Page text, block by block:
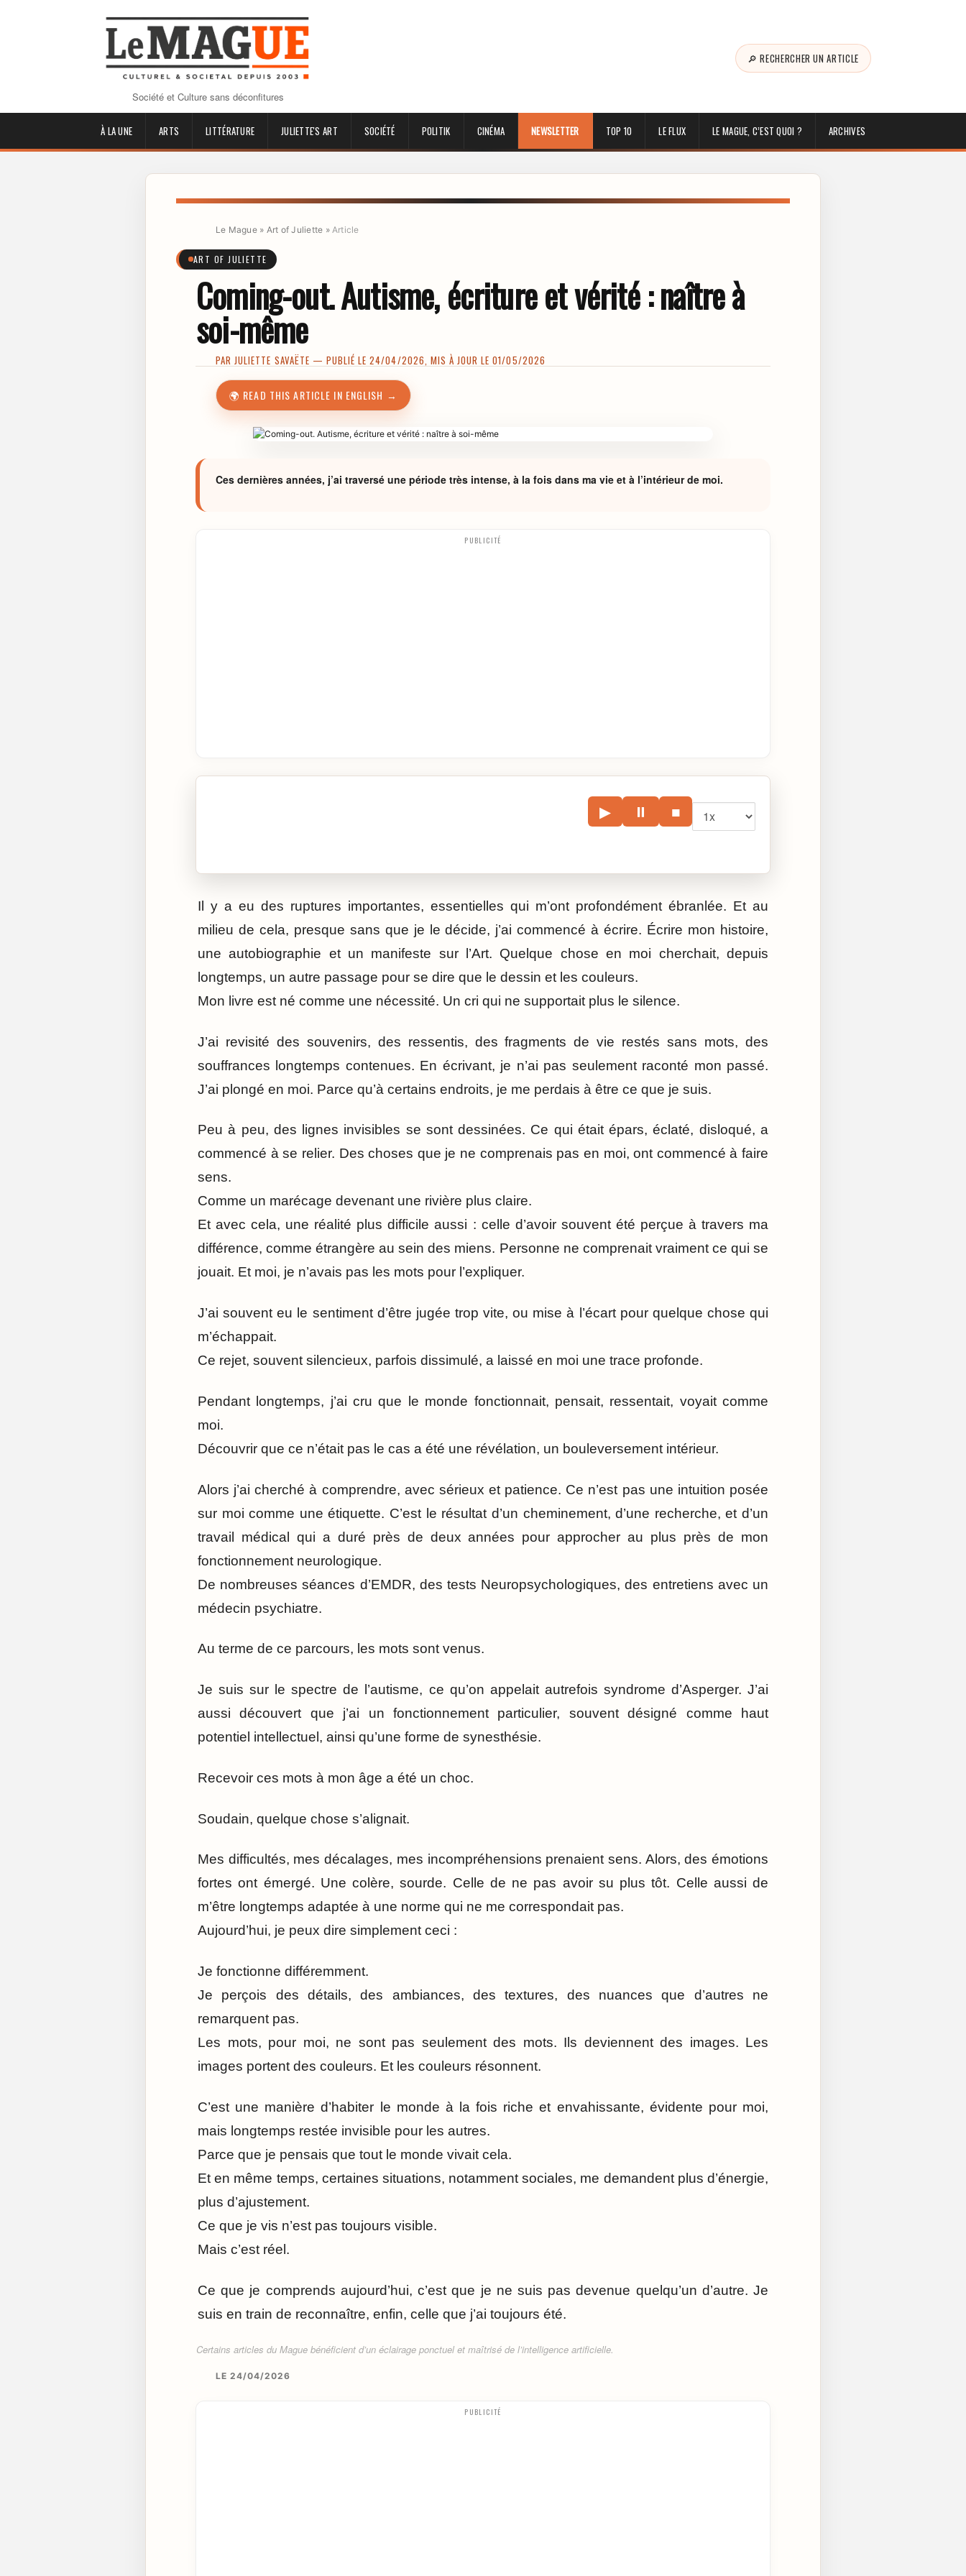
Société et Culture sans déconfitures
🔎 RECHERCHER UN ARTICLE
À LA UNE ARTS LITTÉRATURE JULIETTE'S ART SOCIÉTÉ POLITIK CINÉMA NEWSLETTER TOP 10 LE FLUX LE MAGUE, C’EST QUOI ? ARCHIVES
Le Mague» Art of Juliette » Article
ART OF JULIETTE
Coming-out. Autisme, écriture et vérité : naître à
soi-même
PARJULIETTE SAVAËTE — PUBLIÉ LE 24/04/2026, MIS À JOUR LE 01/05/2026
🌍 READ THIS ARTICLE IN ENGLISH →
Ces dernières années, j’ai traversé une période très intense, à la fois dans ma vie et à l’intérieur de moi.
PUBLICITÉ
▶ ⏸ ■
Il y a eu des ruptures importantes, essentielles qui m’ont profondément ébranlée. Et au
milieu de cela, presque sans que je le décide, j’ai commencé à écrire. Écrire mon histoire,
une autobiographie et un manifeste sur l’Art. Quelque chose en moi cherchait, depuis
longtemps, un autre passage pour se dire que le dessin et les couleurs.
Mon livre est né comme une nécessité. Un cri qui ne supportait plus le silence.
J’ai revisité des souvenirs, des ressentis, des fragments de vie restés sans mots, des
souffrances longtemps contenues. En écrivant, je n’ai pas seulement raconté mon passé.
J’ai plongé en moi. Parce qu’à certains endroits, je me perdais à être ce que je suis.
Peu à peu, des lignes invisibles se sont dessinées. Ce qui était épars, éclaté, disloqué, a
commencé à se relier. Des choses que je ne comprenais pas en moi, ont commencé à faire
sens.
Comme un marécage devenant une rivière plus claire.
Et avec cela, une réalité plus difficile aussi : celle d’avoir souvent été perçue à travers ma
différence, comme étrangère au sein des miens. Personne ne comprenait vraiment ce qui se
jouait. Et moi, je n’avais pas les mots pour l’expliquer.
J’ai souvent eu le sentiment d’être jugée trop vite, ou mise à l’écart pour quelque chose qui
m’échappait.
Ce rejet, souvent silencieux, parfois dissimulé, a laissé en moi une trace profonde.
Pendant longtemps, j’ai cru que le monde fonctionnait, pensait, ressentait, voyait comme
moi.
Découvrir que ce n’était pas le cas a été une révélation, un bouleversement intérieur.
Alors j’ai cherché à comprendre, avec sérieux et patience. Ce n’est pas une intuition posée
sur moi comme une étiquette. C’est le résultat d’un cheminement, d’une recherche, et d’un
travail médical qui a duré près de deux années pour approcher au plus près de mon
fonctionnement neurologique.
De nombreuses séances d’EMDR, des tests Neuropsychologiques, des entretiens avec un
médecin psychiatre.
Au terme de ce parcours, les mots sont venus.
Je suis sur le spectre de l’autisme, ce qu’on appelait autrefois syndrome d’Asperger. J’ai
aussi découvert que j’ai un fonctionnement particulier, souvent désigné comme haut
potentiel intellectuel, ainsi qu’une forme de synesthésie.
Recevoir ces mots à mon âge a été un choc.
Soudain, quelque chose s’alignait.
Mes difficultés, mes décalages, mes incompréhensions prenaient sens. Alors, des émotions
fortes ont émergé. Une colère, sourde. Celle de ne pas avoir su plus tôt. Celle aussi de
m’être longtemps adaptée à une norme qui ne me correspondait pas.
Aujourd’hui, je peux dire simplement ceci :
Je fonctionne différemment.
Je perçois des détails, des ambiances, des textures, des nuances que d’autres ne
remarquent pas.
Les mots, pour moi, ne sont pas seulement des mots. Ils deviennent des images. Les
images portent des couleurs. Et les couleurs résonnent.
C’est une manière d’habiter le monde à la fois riche et envahissante, évidente pour moi,
mais longtemps restée invisible pour les autres.
Parce que je pensais que tout le monde vivait cela.
Et en même temps, certaines situations, notamment sociales, me demandent plus d’énergie,
plus d’ajustement.
Ce que je vis n’est pas toujours visible.
Mais c’est réel.
Ce que je comprends aujourd’hui, c’est que je ne suis pas devenue quelqu’un d’autre. Je
suis en train de reconnaître, enfin, celle que j’ai toujours été.
Certains articles du Mague bénéficient d’un éclairage ponctuel et maîtrisé de l’intelligence artificielle.
LE 24/04/2026
PUBLICITÉ